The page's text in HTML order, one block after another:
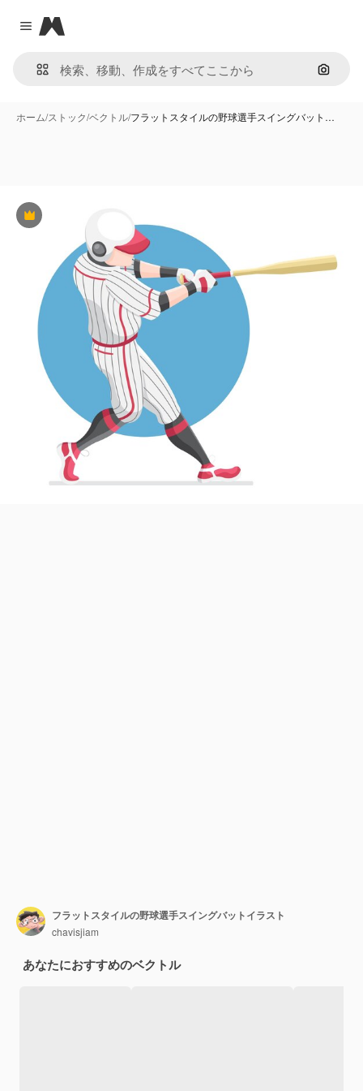
Close menu
Magnific
画像で
ホーム/ストック/ベクトル/フラットスタイルの野球選手スイングバット…
Premium
フラットスタイルの野球選手スイングバットイラスト
chavisjiam
あなたにおすすめのベクトル